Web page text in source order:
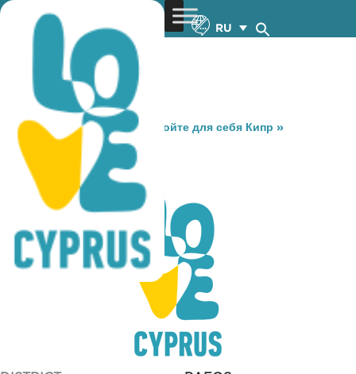
RU
You are here: Home »Откройте для себя Кипр »
Gastronomy
» MARE MARE
MARE MARE